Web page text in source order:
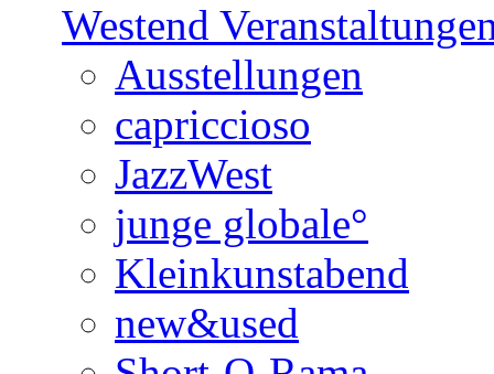
Westend
Ausstellungen
capriccioso
JazzWest
junge globale°
Kleinkunstabend
new&used